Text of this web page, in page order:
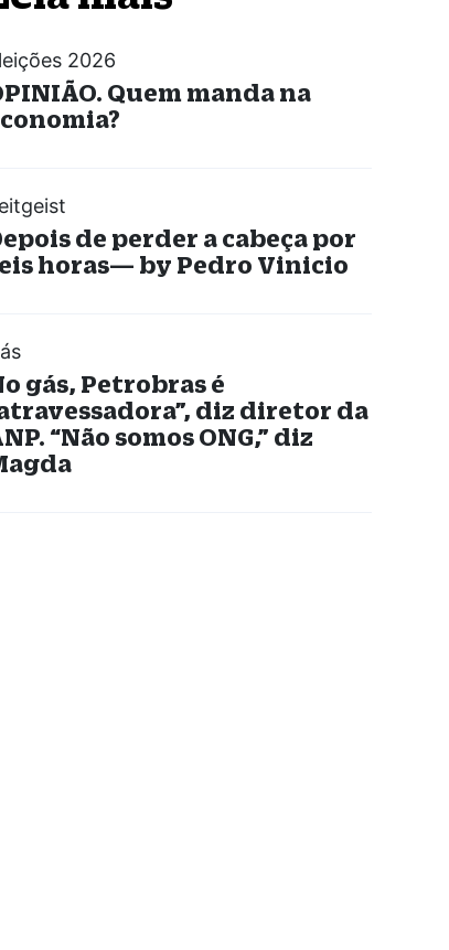
2026
Quem manda na
de perder a cabeça por
horas— by Pedro Vinicio
gás, Petrobras é
diz diretor da
“Não somos ONG,” diz